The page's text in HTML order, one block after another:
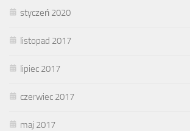
styczeń 2020
listopad 2017
lipiec 2017
czerwiec 2017
maj 2017